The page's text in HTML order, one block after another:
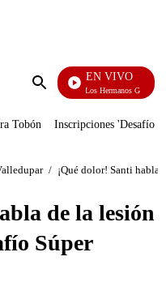
Enviar
EN VIVO
Cuentos De Los Hermanos Grimm
Tobón Inscripciones 'Desafío'
/ ¡Qué dolor! Santi habla
de la lesión
Súper